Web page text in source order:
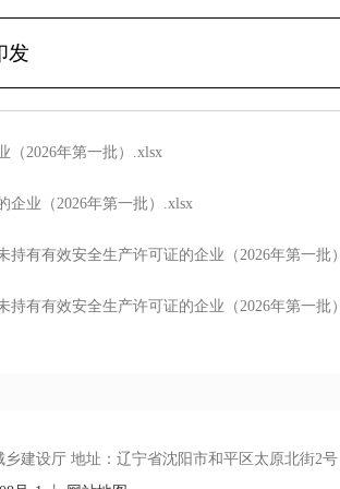
发
（2026年第一批）.xlsx
企业（2026年第一批）.xlsx
持有有效安全生产许可证的企业（2026年第一批
持有有效安全生产许可证的企业（2026年第一批
建设厅 地址：辽宁省沈阳市和平区太原北街2号